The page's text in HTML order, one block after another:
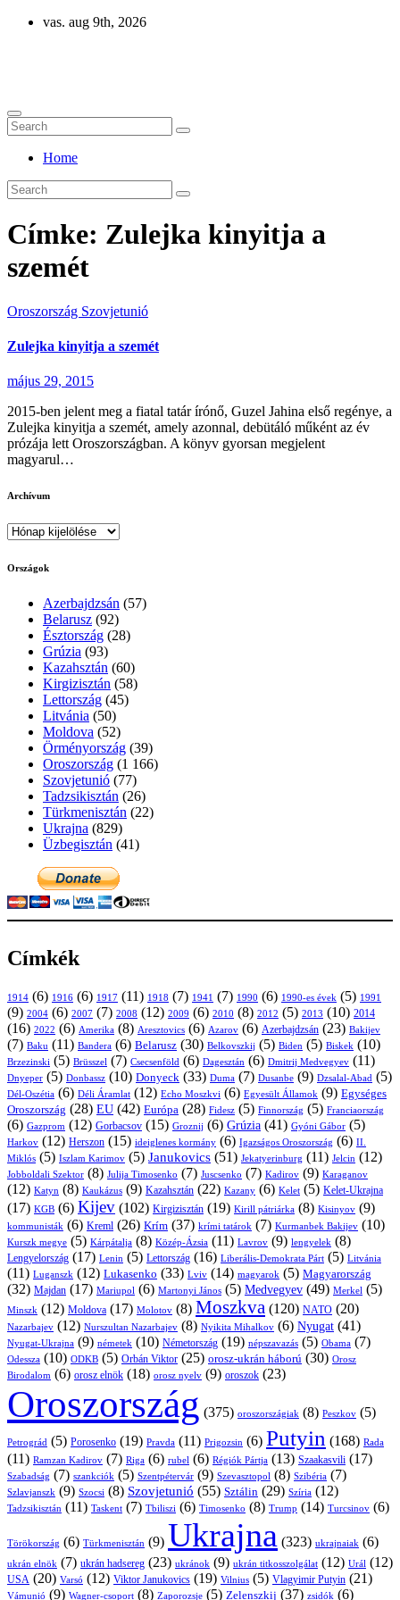
Skip
vas. aug 9th, 2026
Home
Címke: Zulejka kinyitja a
szemét
Oroszország Szovjetunió
Zulejka kinyitja a szemét
május 29, 2015
2015-ben jelent meg a fiatal tatár írónő, Guzel Jahina első regénye, a
Zulejka kinyitja a szemét, amely azonnal, debütáló műként az év
prózája lett Oroszországban. A könyv gyorsan megjelent
magyarul…
Archívum
Archívum
Országok
Azerbajdzsán (57)
Belarusz (92)
Észtország (28)
Grúzia (93)
Kazahsztán (60)
Kirgizisztán (58)
Lettország (45)
Litvánia (50)
Moldova (52)
Örményország (39)
Oroszország (1 166)
Szovjetunió (77)
Tadzsikisztán (26)
Türkmenisztán (22)
Ukrajna (829)
Üzbegisztán (41)
Címkék
1914 (6) 1916 (6) 1917 (11) 1918 (7) 1941 (7) 1990 (6) 1990-es évek (5) 1991
(9) 2004 (6) 2007 (7) 2008 (12) 2009 (6) 2010 (8) 2012 (5) 2013 (10) 2014
(16) 2022 (6) Amerika (8) Aresztovics (6) Azarov (6) Azerbajdzsán (23) Bakijev
(7) Baku (11) Bandera (6) Belarusz (30) Belkovszkij (5) Biden (5) Biskek (10)
Brzezinski (5) Brüsszel (7) Csecsenföld (6) Dagesztán (6) Dmitrij Medvegyev (11)
Dnyeper (5) Donbassz (10) Donyeck (33) Duma (7) Dusanbe (9) Dzsalal-Abad (5)
Dél-Oszétia (6) Déli Áramlat (12) Echo Moszkvi (6) Egyesült Államok (9) Egységes
Oroszország (28) EU (42) Európa (28) Fidesz (5) Finnország (5) Franciaország
(6) Gazprom (12) Gorbacsov (15) Groznij (6) Grúzia (41) Gyóni Gábor (5)
Harkov (12) Herszon (15) ideiglenes kormány (6) Igazságos Oroszország (6) II.
Miklós (5) Iszlam Karimov (5) Janukovics (51) Jekatyerinburg (11) Jelcin (12)
Jobboldali Szektor (8) Julija Timosenko (7) Juscsenko (7) Kadirov (9) Karaganov
(12) Katyn (8) Kaukázus (9) Kazahsztán (22) Kazany (6) Kelet (5) Kelet-Ukrajna
(17) KGB (6) Kijev (102) Kirgizisztán (19) Kirill pátriárka (8) Kisinyov (9)
kommunisták (6) Kreml (26) Krím (37) krími tatárok (7) Kurmanbek Bakijev (10)
Kurszk megye (5) Kárpátalja (8) Közép-Ázsia (11) Lavrov (9) lengyelek (8)
Lengyelország (17) Lenin (5) Lettország (16) Liberális-Demokrata Párt (5) Litvánia
(11) Luganszk (12) Lukasenko (33) Lviv (14) magyarok (5) Magyarország
(32) Majdan (17) Mariupol (6) Martonyi János (5) Medvegyev (49) Merkel (5)
Minszk (12) Moldova (17) Molotov (8) Moszkva (120) NATO (20)
Nazarbajev (12) Nurszultan Nazarbajev (8) Nyikita Mihalkov (6) Nyugat (41)
Nyugat-Ukrajna (9) németek (10) Németország (19) népszavazás (5) Obama (7)
Odessza (10) ODKB (5) Orbán Viktor (25) orosz-ukrán háború (30) Orosz
Birodalom (6) orosz elnök (18) orosz nyelv (9) oroszok (23)
Oroszország (375) oroszországiak (8) Peszkov (5)
Petrográd (5) Porosenko (19) Pravda (11) Prigozsin (6) Putyin (168) Rada
(11) Ramzan Kadirov (7) Riga (6) rubel (6) Régiók Pártja (13) Szaakasvili (17)
Szabadság (7) szankciók (5) Szentpétervár (9) Szevasztopol (8) Szibéria (7)
Szlavjanszk (9) Szocsi (8) Szovjetunió (55) Sztálin (29) Szíria (12)
Tadzsikisztán (11) Taskent (7) Tbiliszi (6) Timosenko (8) Trump (14) Turcsinov (6)
Törökország (6) Türkmenisztán (9) Ukrajna (323) ukrajnaiak (6)
ukrán elnök (7) ukrán hadsereg (23) ukránok (9) ukrán titkosszolgálat (12) Urál (12)
USA (20) Varsó (12) Viktor Janukovics (19) Vilnius (5) Vlagyimir Putyin (21)
Vámunió (9) Wagner-csoport (8) Zaporozsje (5) Zelenszkij (37) zsidók (6)